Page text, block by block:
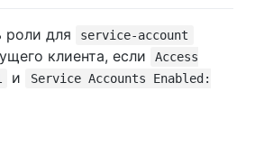
роли для service-account
клиента, если
Access
и
Service Accounts Enabled: